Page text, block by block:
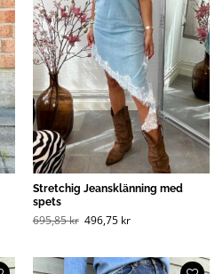
Stretchig Jeansklänning med
spets
695,85kr Opprinnelig
pris
(NOK).
496,75 krNåværende
(NOK).